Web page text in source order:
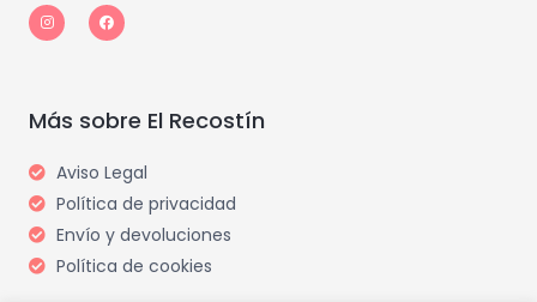
n
s
t
m
a
c
e
Más sobre El Recostín
Aviso Legal
Política de privacidad
Envío y devoluciones
Política de cookies